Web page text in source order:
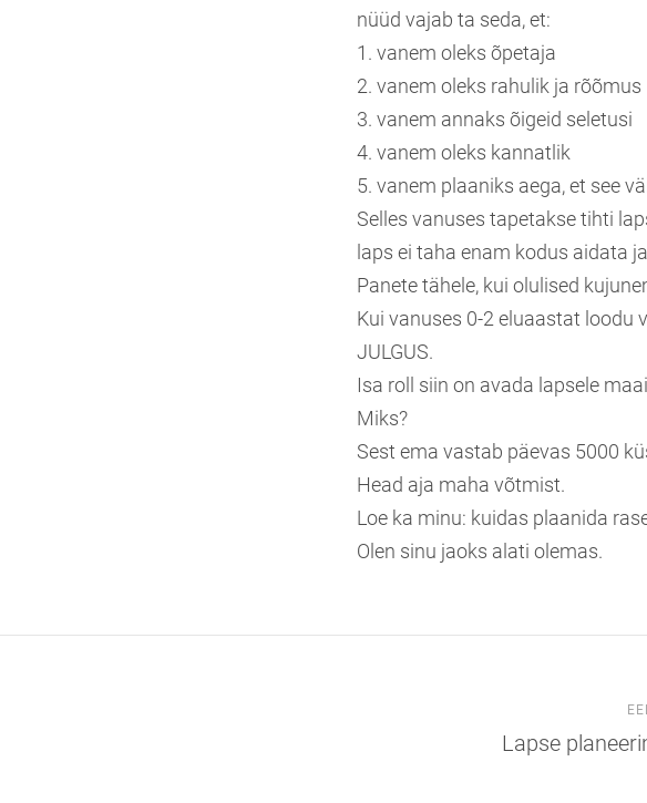
nüüd vajab ta seda, et:
1. vanem oleks õpetaja
2. vanem oleks rahulik ja rõõmus
3. vanem annaks õigeid seletusi
4. vanem oleks kannatlik
5. vanem plaaniks aega, et see
Selles vanuses tapetakse tihti
laps ei taha enam kodus aidata
Panete tähele, kui olulised
Kui vanuses 0-2 eluaastat loodu
JULGUS.
Isa roll siin on avada lapsele
Miks?
Sest ema vastab päevas 5000
Head aja maha võtmist.
Loe ka minu: kuidas plaanida
Olen sinu jaoks alati olemas.
Lapse